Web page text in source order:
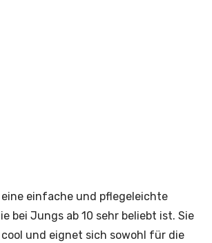
eine einfache und pflegeleichte
bei Jungs ab 10 sehr beliebt ist. Sie
und eignet sich sowohl für die